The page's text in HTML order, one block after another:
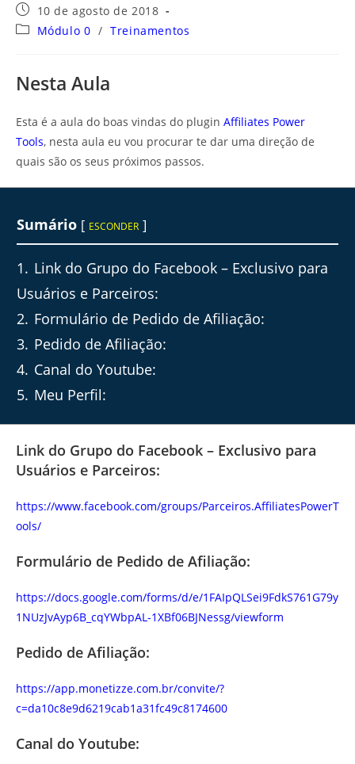
Post
publicado:
10 de agosto de 2018
Categoria
Módulo 0 / Treinamentos
Nesta Aula
Esta é a aula do boas vindas do plugin Affiliates Power
Tools, nesta aula eu vou procurar te dar uma direção de
quais são os seus próximos passos.
Sumário [ ESCONDER ]
1
Link do Grupo do Facebook – Exclusivo para
Usuários e Parceiros:
2 Formulário de Pedido de Afiliação:
3 Pedido de Afiliação:
4 Canal do Youtube:
5 Meu Perfil:
Link do Grupo do Facebook – Exclusivo para
Usuários e Parceiros:
https://www.facebook.com/groups/Parceiros.AffiliatesPowerT
ools/
Formulário de Pedido de Afiliação:
https://docs.google.com/forms/d/e/1FAIpQLSei9FdkS761G79y
1NUzJvAyp6B_cqYWbpAL-1XBf06BJNessg/viewform
Pedido de Afiliação:
https://app.monetizze.com.br/convite/?
c=da10c8e9d6219cab1a31fc49c8174600
Canal do Youtube: